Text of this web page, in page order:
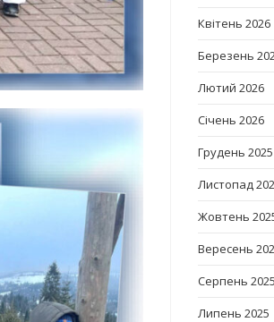
Квітень 2026
Березень
Лютий 2026
Січень 2026
Грудень 2025
Листопад
Жовтень
Вересень
Серпень 2025
Липень 2025